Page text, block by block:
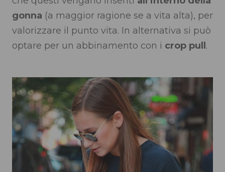
gonna (a maggior ragione se a vita alta), per
valorizzare il punto vita. In alternativa si può
optare per un abbinamento con i crop pull.